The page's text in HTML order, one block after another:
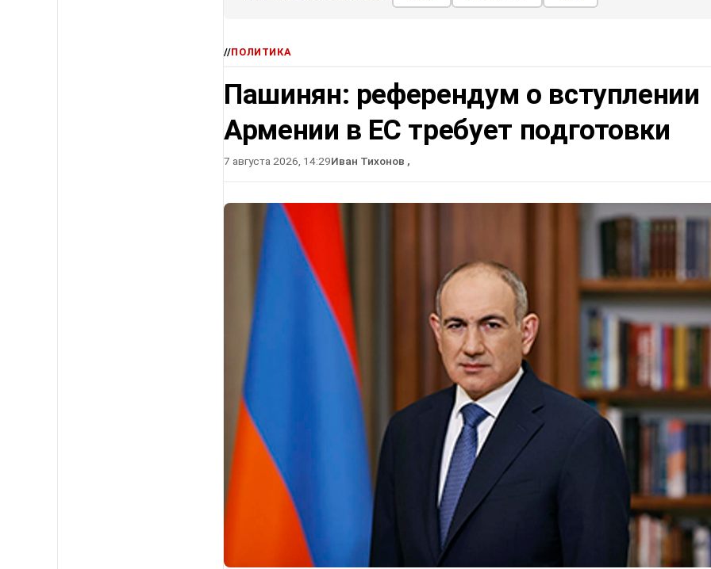
//ПОЛИТИКА
Пашинян: референдум о вступлении
Армении в ЕС требует подготовки
7 августа 2026, 14:29Иван Тихонов ,